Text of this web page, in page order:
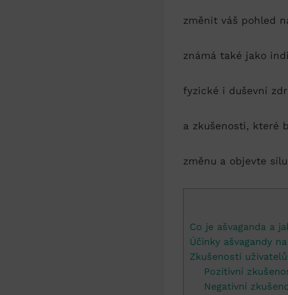
změnit váš pohled
známá‌ také jako
fyzické i duševní
a⁣ zkušenosti,‍ které
změnu ‍a objevte
Co je ​ašvaganda a
Účinky ašvagandy
Zkušenosti
Pozitivní​
Negativní